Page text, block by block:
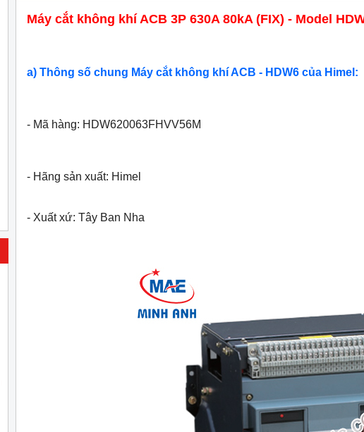
Máy cắt không khí ACB 3P 630A 80kA (FIX) - Model
a) Thông số chung Máy cắt không khí ACB - HDW6 của Himel:
- Mã hàng: HDW620063FHVV56M
- Hãng sản xuất: Himel
- Xuất xứ: Tây Ban Nha